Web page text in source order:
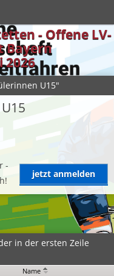
- Offene LV-
Bayern
2026
U15"
-
jetzt anmelden
in der ersten Zeile
Name